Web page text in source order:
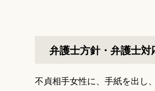
弁護士方針・弁護士対
不貞相手女性に、手紙を出し